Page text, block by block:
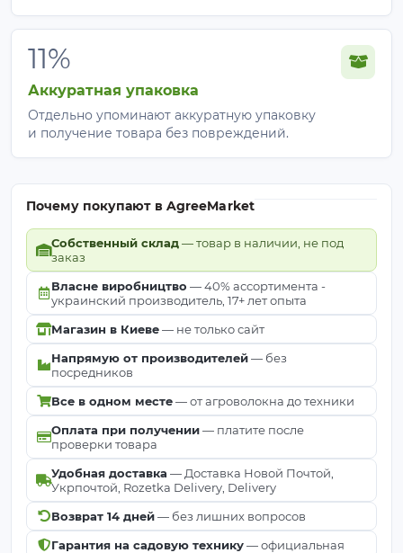
11%
Аккуратная упаковка
Отдельно упоминают аккуратную упаковку
и получение товара без повреждений.
Почему покупают в AgreeMarket
Собственный склад— товар в наличии, не под
заказ
Власне виробництво — 40% ассортимента -
украинский производитель, 17+ лет опыта
Магазин в Киеве— не только сайт
Напрямую от производителей— без
посредников
Все в одном месте— от агроволокна до техники
Оплата при получении— платите после
проверки товара
Удобная доставка — Доставка Новой Почтой,
Укрпочтой, Rozetka Delivery, Delivery
Возврат 14 дней— без лишних вопросов
Гарантия на садовую технику— официальная